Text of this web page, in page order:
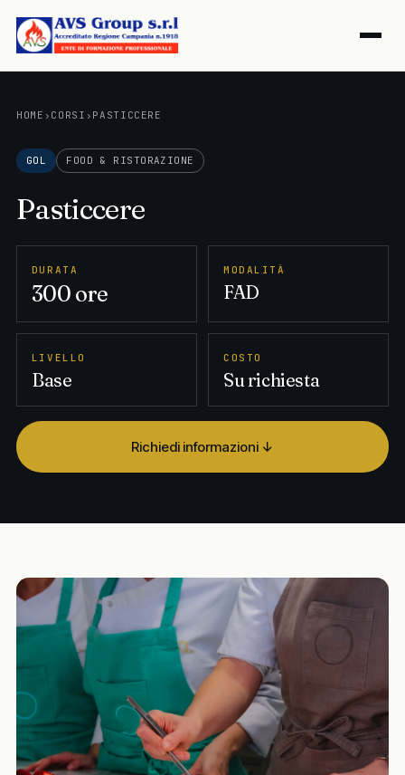
HOME › CORSI › PASTICCERE
GOL FOOD & RISTORAZIONE
Pasticcere
DURATA
300 ore
MODALITÀ
FAD
LIVELLO
Base
COSTO
Su richiesta
Richiedi informazioni ↓